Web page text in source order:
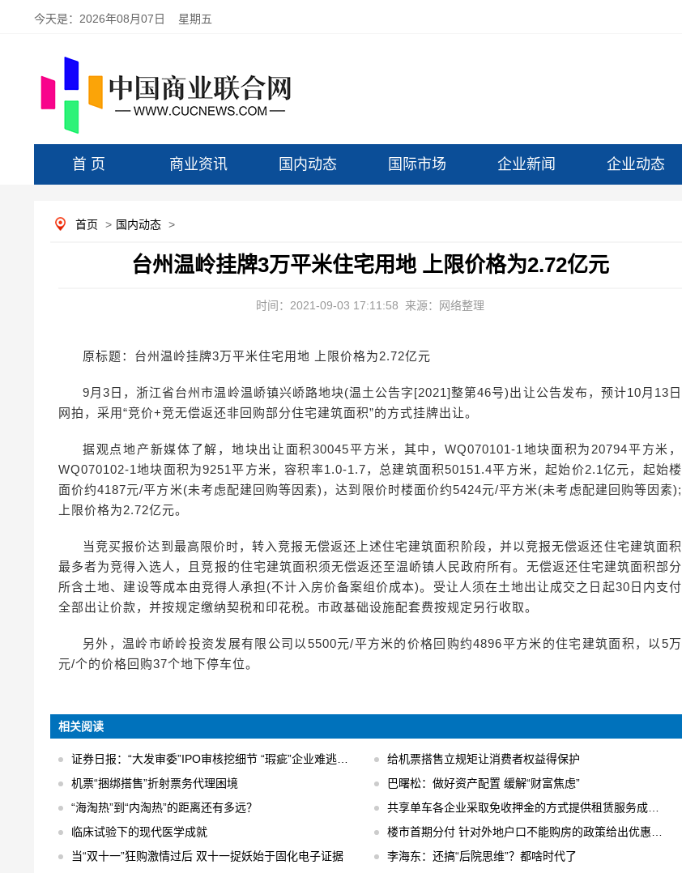
今天是： 2026年08月07日 星期五
首 页 商业资讯 国内动态 国际市场 企业新闻 企业动态
首页 > 国内动态 >
台州温岭挂牌3万平米住宅用地 上限价格为2.72亿元
时间：2021-09-03 17:11:58 来源：网络整理
原标题：台州温岭挂牌3万平米住宅用地 上限价格为2.72亿元
9月3日，浙江省台州市温岭温峤镇兴峤路地块(温土公告字[2021]整第46号)出让公告发布，预计10月13日
网拍，采用“竞价+竞无偿返还非回购部分住宅建筑面积”的方式挂牌出让。
据观点地产新媒体了解，地块出让面积30045平方米，其中，WQ070101-1地块面积为20794平方米，
WQ070102-1地块面积为9251平方米，容积率1.0-1.7，总建筑面积50151.4平方米，起始价2.1亿元，起始楼
面价约4187元/平方米(未考虑配建回购等因素)，达到限价时楼面价约5424元/平方米(未考虑配建回购等因素);
上限价格为2.72亿元。
当竞买报价达到最高限价时，转入竞报无偿返还上述住宅建筑面积阶段，并以竞报无偿返还住宅建筑面积
最多者为竞得入选人，且竞报的住宅建筑面积须无偿返还至温峤镇人民政府所有。无偿返还住宅建筑面积部分
所含土地、建设等成本由竞得人承担(不计入房价备案组价成本)。受让人须在土地出让成交之日起30日内支付
全部出让价款，并按规定缴纳契税和印花税。市政基础设施配套费按规定另行收取。
另外，温岭市峤岭投资发展有限公司以5500元/平方米的价格回购约4896平方米的住宅建筑面积，以5万
元/个的价格回购37个地下停车位。
相关阅读
证券日报：“大发审委”IPO审核挖细节 “瑕疵”企业难逃法眼
给机票搭售立规矩让消费者权益得保护
机票“捆绑搭售”折射票务代理困境
巴曙松：做好资产配置 缓解“财富焦虑”
“海淘热”到“内淘热”的距离还有多远？
共享单车各企业采取免收押金的方式提供租赁服务成主流
临床试验下的现代医学成就
楼市首期分付 针对外地户口不能购房的政策给出优惠办法
当“双十一”狂购激情过后 双十一捉妖始于固化电子证据
李海东：还搞“后院思维”？都啥时代了